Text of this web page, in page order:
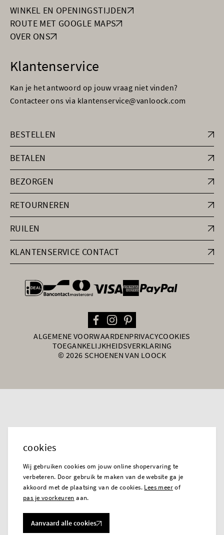
WINKEL EN OPENINGSTIJDEN
ROUTE MET GOOGLE MAPS
OVER ONS
Klantenservice
Kan je het antwoord op jouw vraag niet vinden?
Contacteer ons via klantenservice@vanloock.com
BESTELLEN
BETALEN
BEZORGEN
RETOURNEREN
RUILEN
KLANTENSERVICE CONTACT
general.paymentOptions
ALGEMENE VOORWAARDENPRIVACYCOOKIES
TOEGANKELIJKHEIDSVERKLARING
© 2026 SCHOENEN VAN LOOCK
cookies
Wij gebruiken cookies om jouw online shopervaring te
verbeteren. Door gebruik te maken van de website ga je
akkoord met de plaatsing van de cookies. Lees meerof
pas je voorkeuren aan.
Aanvaard alle cookies